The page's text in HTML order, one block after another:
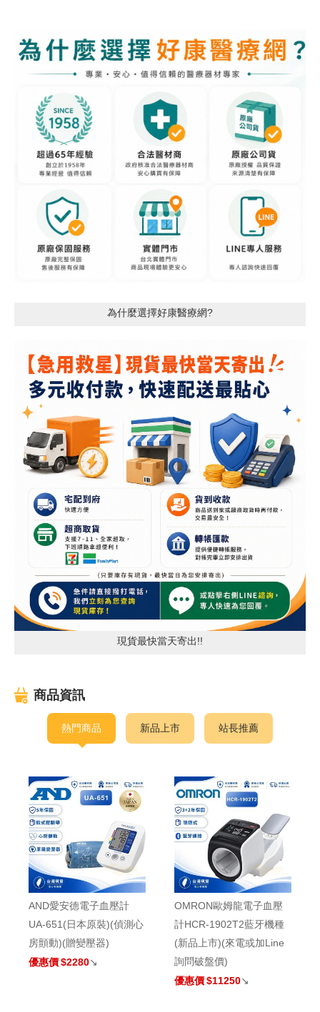
為什麼選擇好康醫療網?
現貨最快當天寄出!!
商品資訊
熱門商品 新品上市 站長推薦
AND愛安德電子血壓計
UA-651(日本原裝)(偵測心
房顫動)(贈變壓器)
優惠價 $2280↘
OMRON歐姆龍電子血壓
計HCR-1902T2藍牙機種
(新品上市)(來電或加Line
詢問破盤價)
優惠價 $11250↘